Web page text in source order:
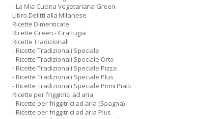
- La Mia Cucina Vegetariana Green
Libro Delitti alla Milanese
Ricette Dimenticate
Ricette Green - Grattugia
Ricette Tradizionali
- Ricette Tradizionali Speciale
- Ricette Tradizionali Speciale Orto
- Ricette Tradizionali Speciale Pizza
- Ricette Tradizionali Speciale Plus
- Ricette Tradizionali Speciale Primi Piatti
Ricette per friggitrici ad aria
- Ricette per friggitrici ad aria (Spagna)
- Ricette per friggitrici ad aria Plus